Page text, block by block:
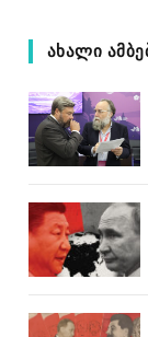
ᲐᲮᲐᲚᲘ